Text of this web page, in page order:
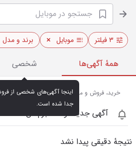
۳ فیلتر موبایل برند و مدل
همهٔ آگهی‌ها شخصی
جدا شده است.
خرید، فروش و مشاهده قیمت روز موبایل در شیراز
آگهی جدید اومد خبرم کن
نتیجهٔ دقیقی پیدا نشد